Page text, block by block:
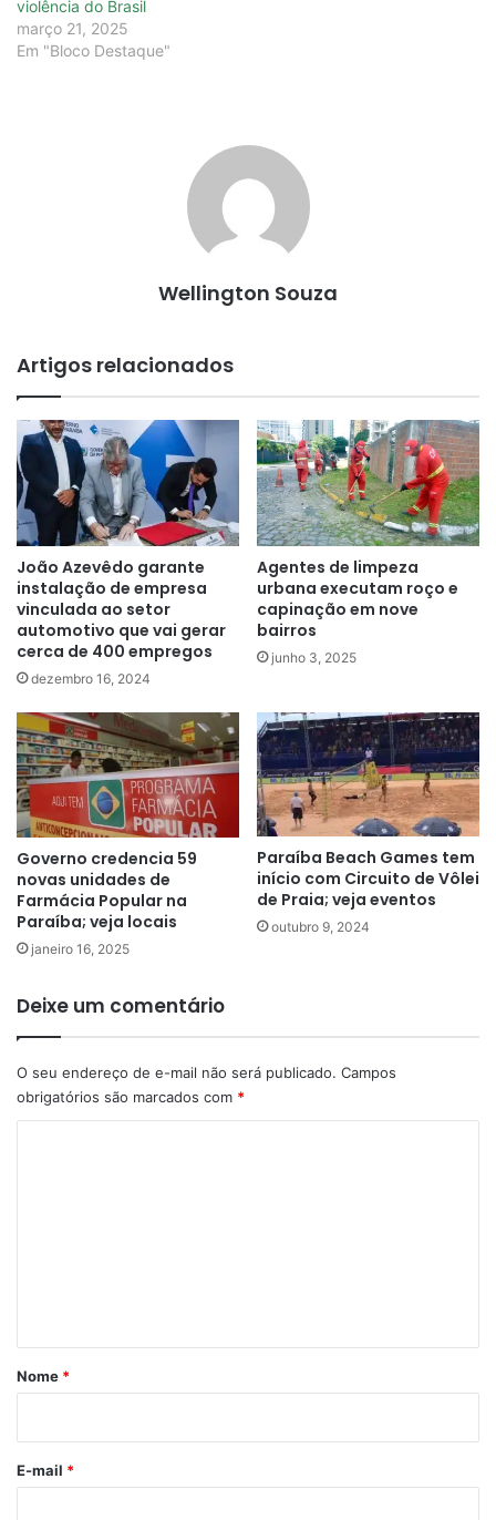
violência do Brasil
março 21, 2025
Em "Bloco Destaque"
Wellington Souza
Artigos relacionados
João Azevêdo garante
instalação de empresa
vinculada ao setor
automotivo que vai gerar
cerca de 400 empregos
dezembro 16, 2024
Agentes de limpeza
urbana executam roço e
capinação em nove
bairros
junho 3, 2025
Governo credencia 59
novas unidades de
Farmácia Popular na
Paraíba; veja locais
janeiro 16, 2025
Paraíba Beach Games tem
início com Circuito de Vôlei
de Praia; veja eventos
outubro 9, 2024
Deixe um comentário
O seu endereço de e-mail não será publicado. Campos
obrigatórios são marcados com *
r
*
Nome *
E-mail *